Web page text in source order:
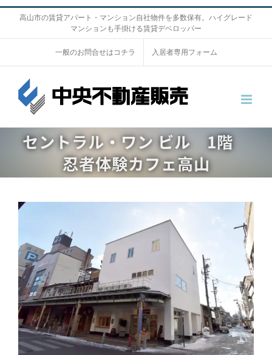
p
高山市の賃貸アパート・マンション自社物件を多数保有。ハイグレード
マンションも手掛ける賃貸デベロッパー
一般のお問合せはコチラ 入居者専用フォーム
セントラル・ワン ビル 1階
忍者体験カフェ高山
V
e
w
L
a
r
g
e